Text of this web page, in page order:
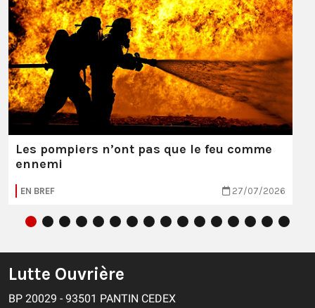
Les pompiers n’ont pas que le feu comme
ennemi
EN BREF 27/07/2026
Lutte Ouvrière
BP 20029 - 93501 PANTIN CEDEX